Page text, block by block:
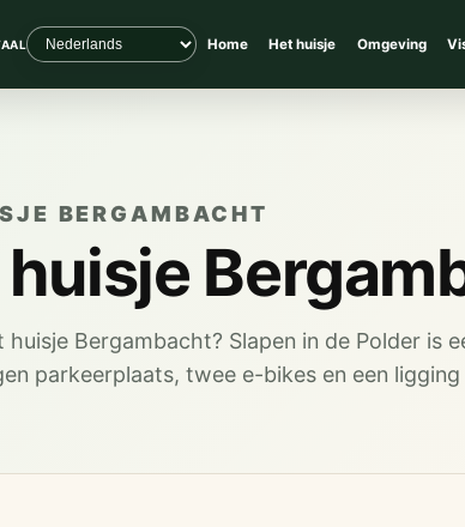
Home Het huisje Omgeving
BERGAMBACHT
huisje Bergambacht? Slapen in de Polder is
parkeerplaats, twee e-bikes en een